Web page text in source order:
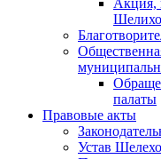
палаты
Правовые акты
Устав